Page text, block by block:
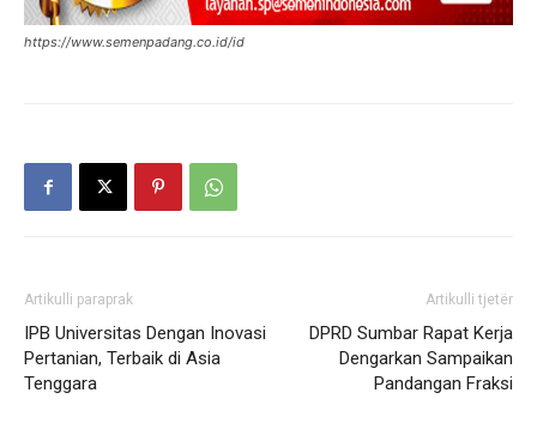
https://www.semenpadang.co.id/id
Artikulli paraprak
IPB Universitas Dengan Inovasi
Pertanian, Terbaik di Asia
Tenggara
Artikulli tjetër
DPRD Sumbar Rapat Kerja
Dengarkan Sampaikan
Pandangan Fraksi